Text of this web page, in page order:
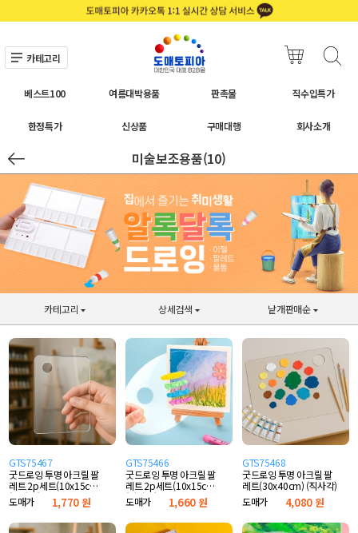
카테고리
베스트100 여름대박용품 판촉물 직수입특가
한정특가 신상품 구매대행 회사소개
미술보조용품(10)
카테고리 상세검색 낱개판매순
GTS75467
굿드로잉 투명 아크릴 팔
레트 2p세트(10x15cm)
(직사각)
도매가 1,770 원
GTS75466
굿드로잉 투명 아크릴 팔
레트 2p세트(10x15cm)
(타원형)
도매가 1,660 원
GTS75468
굿드로잉 투명 아크릴 팔
레트(30x40cm) (직사각)
도매가
4,080 원